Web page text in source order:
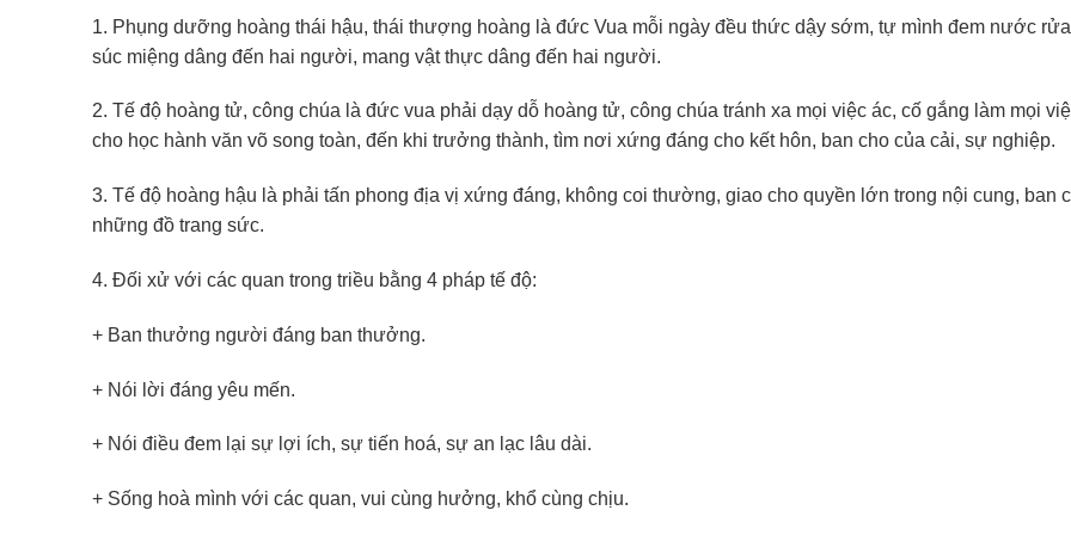
1. Phụng dưỡng hoàng thái hậu, thái thượng hoàng là đức Vua mỗi ngày đều thức dậy sớm, tự mình đem nước
súc miệng dâng đến hai người, mang vật thực dâng đến hai người.
2. Tế độ hoàng tử, công chúa là đức vua phải dạy dỗ hoàng tử, công chúa tránh xa mọi việc ác, cố gắng làm mọi
cho học hành văn võ song toàn, đến khi trưởng thành, tìm nơi xứng đáng cho kết hôn, ban cho của cải, sự nghiệp.
3. Tế độ hoàng hậu là phải tấn phong địa vị xứng đáng, không coi thường, giao cho quyền lớn trong nội cung, ban
những đồ trang sức.
4. Đối xử với các quan trong triều bằng 4 pháp tế độ:
+ Ban thưởng người đáng ban thưởng.
+ Nói lời đáng yêu mến.
+ Nói điều đem lại sự lợi ích, sự tiến hoá, sự an lạc lâu dài.
+ Sống hoà mình với các quan, vui cùng hưởng, khổ cùng chịu.